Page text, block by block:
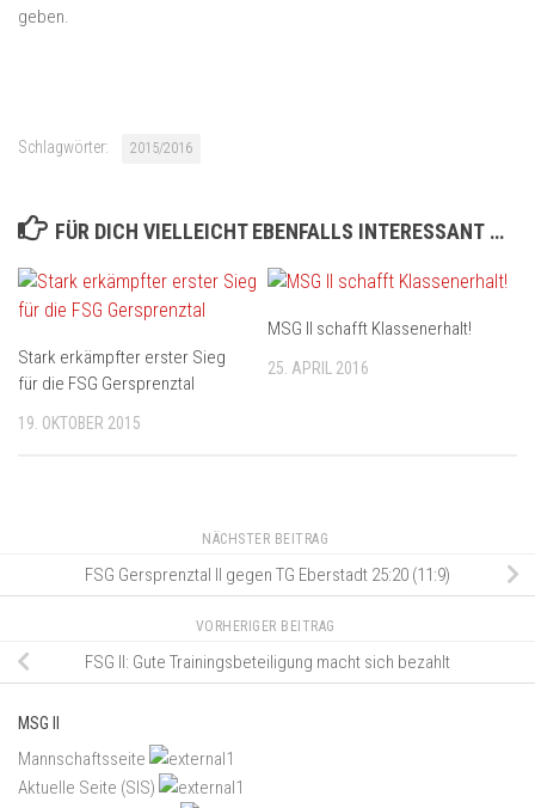
geben.
Schlagwörter: 2015/2016
FÜR DICH VIELLEICHT EBENFALLS INTERESSANT …
Stark erkämpfter erster Sieg
für die FSG Gersprenztal
19. OKTOBER 2015
MSG II schafft Klassenerhalt!
25. APRIL 2016
NÄCHSTER BEITRAG
FSG Gersprenztal II gegen TG Eberstadt 25:20 (11:9)
VORHERIGER BEITRAG
FSG II: Gute Trainingsbeteiligung macht sich bezahlt
MSG II
Mannschaftsseite
Aktuelle Seite (SIS)